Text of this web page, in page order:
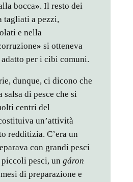
bocca». Il resto dei
tagliati a pezzi,
e nella
» si otteneva
per i cibi comuni.
dunque, ci dicono che
salsa di pesce che si
centri del
un’attività
redditizia. C’era un
con grandi pesci
piccoli pesci, un gáron
di preparazione e